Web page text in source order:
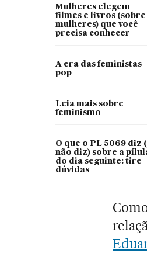
Mulheres elegem
filmes e livros (sobre
mulheres) que você
precisa conhecer
A era das feministas
pop
Leia mais sobre
feminismo
O que o PL 5069 diz
não diz) sobre a
do dia seguinte: tire
dúvidas